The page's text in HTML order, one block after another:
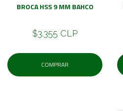
BROCA HSS 9 MM BAHCO
$3.355 CLP
COMPRAR